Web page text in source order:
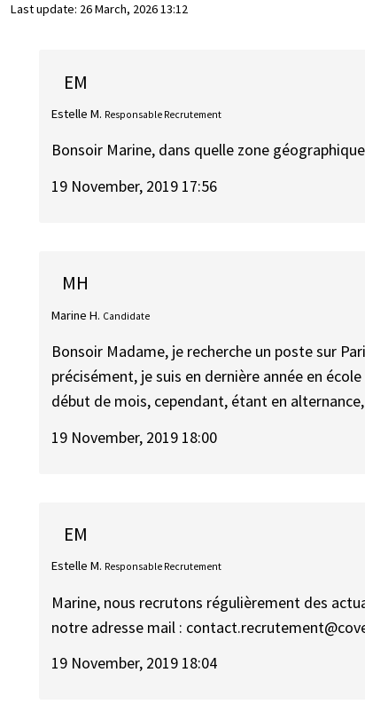
Last update: 26 March, 2026 13:12
EM
Estelle M. Responsable Recrutement
Bonsoir Marine, dans quelle zone
19 November, 2019 17:56
MH
Marine H. Candidate
Bonsoir Madame, je recherche un poste sur
précisément, je suis en dernière année en
début de mois, cependant, étant en
19 November, 2019 18:00
EM
Estelle M. Responsable Recrutement
Marine, nous recrutons régulièrement des
notre adresse mail :
19 November, 2019 18:04